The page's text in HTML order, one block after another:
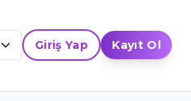
Giriş Yap Kayıt Ol